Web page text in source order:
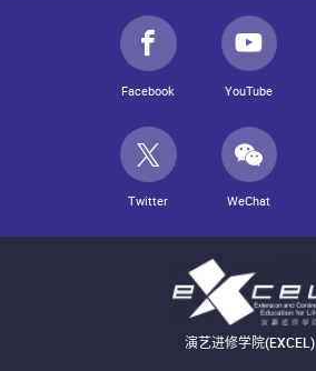
Facebook YouTube
Twitter WeChat
演艺进修学院(EXCEL)